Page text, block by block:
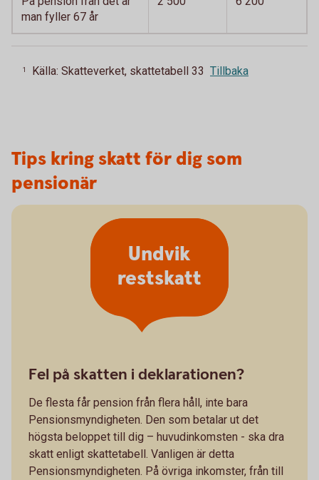
man fyller 67 år
1 Källa: Skatteverket, skattetabell 33 Tillbaka
Tips kring skatt för dig som
pensionär
Undvik
restskatt
Fel på skatten i deklarationen?
De flesta får pension från flera håll, inte bara
Pensionsmyndigheten. Den som betalar ut det
högsta beloppet till dig – huvudinkomsten - ska dra
skatt enligt skattetabell. Vanligen är detta
Pensionsmyndigheten. På övriga inkomster, från till